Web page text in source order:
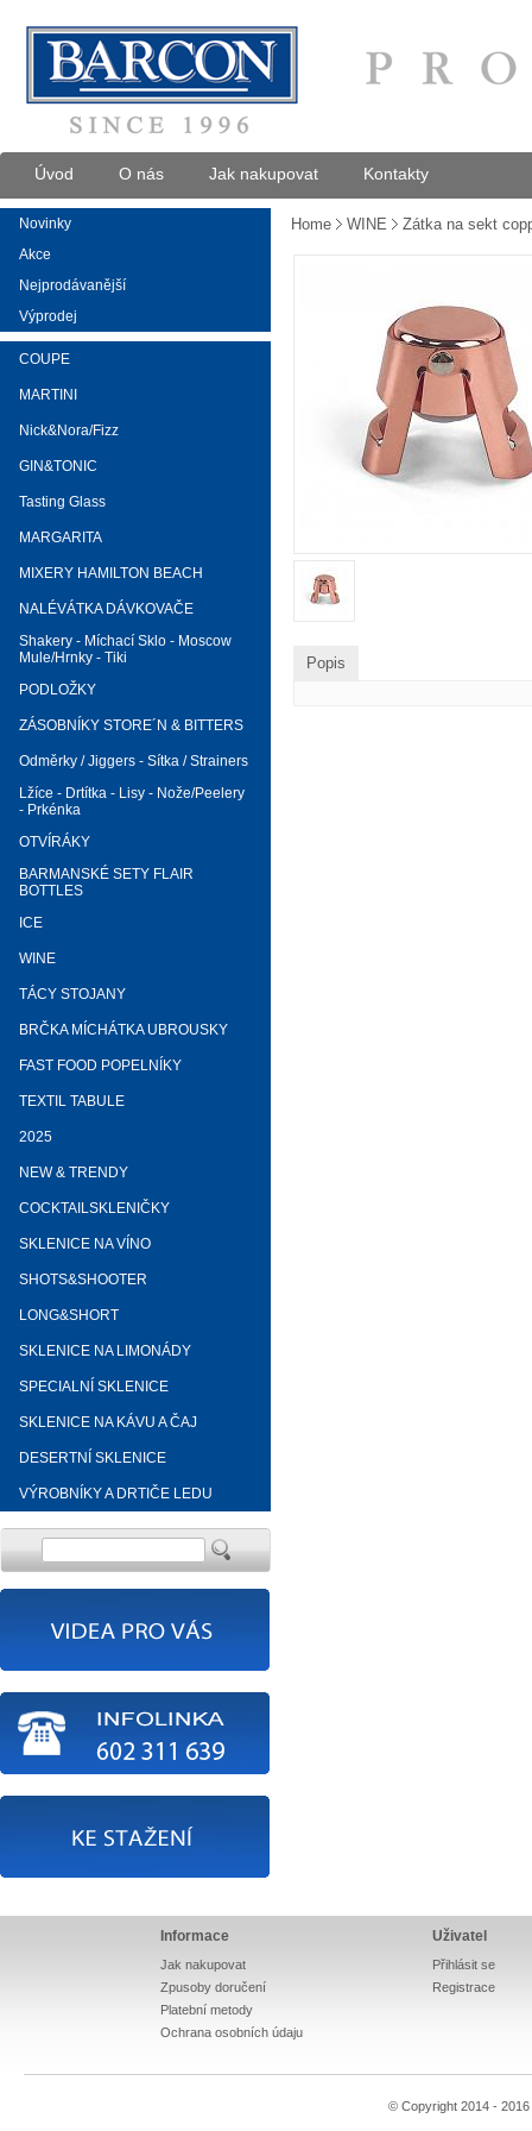
Úvod O nás Jak nakupovat Kontakty
Novinky
Akce
Nejprodávanější
Výprodej
COUPE
MARTINI
Nick&Nora/Fizz
GIN&TONIC
Tasting Glass
MARGARITA
MIXERY HAMILTON BEACH
NALÉVÁTKA DÁVKOVAČE
Shakery - Míchací Sklo - Moscow
Mule/Hrnky - Tiki
PODLOŽKY
ZÁSOBNÍKY STORE´N & BITTERS
Odměrky / Jiggers - Sítka / Strainers
Lžíce - Drtítka - Lisy - Nože/Peelery
- Prkénka
OTVÍRÁKY
BARMANSKÉ SETY FLAIR
BOTTLES
ICE
WINE
TÁCY STOJANY
BRČKA MÍCHÁTKA UBROUSKY
FAST FOOD POPELNÍKY
TEXTIL TABULE
2025
NEW & TRENDY
COCKTAILSKLENIČKY
SKLENICE NA VÍNO
SHOTS&SHOOTER
LONG&SHORT
SKLENICE NA LIMONÁDY
SPECIALNÍ SKLENICE
SKLENICE NA KÁVU A ČAJ
DESERTNÍ SKLENICE
VÝROBNÍKY A DRTIČE LEDU
Home WINE Zátka na sekt
Popis
Informace
Jak nakupovat
Zpusoby doručení
Platební metody
Ochrana osobních údaju
Uživatel
Přihlásit se
Registrace
© Copyright 2014 - 2016